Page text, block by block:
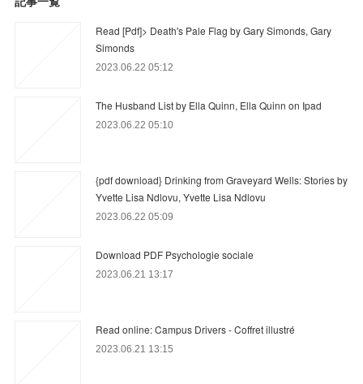
Read [Pdf]> Death's Pale Flag by Gary Simonds, Gary
Simonds
2023.06.22 05:12
The Husband List by Ella Quinn, Ella Quinn on Ipad
2023.06.22 05:10
{pdf download} Drinking from Graveyard Wells: Stories by
Yvette Lisa Ndlovu, Yvette Lisa Ndlovu
2023.06.22 05:09
Download PDF Psychologie sociale
2023.06.21 13:17
Read online: Campus Drivers - Coffret illustré
2023.06.21 13:15